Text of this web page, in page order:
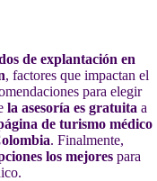
de explantación en
, factores que impactan el
para elegir
la asesoría es gratuita a
de turismo médico
. Finalmente,
los mejores para